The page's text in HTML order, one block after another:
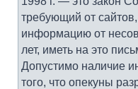
требующий от
информацию от
лет, иметь на это
Допустимо наличие
того, что опекуны